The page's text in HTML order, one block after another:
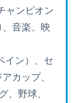
ャンピオン
音楽、映
イン）、セ
カップ、
、野球、